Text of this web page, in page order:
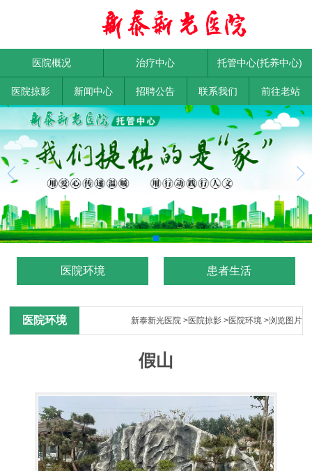
医院概况 治疗中心 托管中心(托养中心)
医院掠影 新闻中心 招聘公告 联系我们 前往老站
医院环境 患者生活
医院环境 新泰新光医院>医院掠影>医院环境>浏览图片
假山